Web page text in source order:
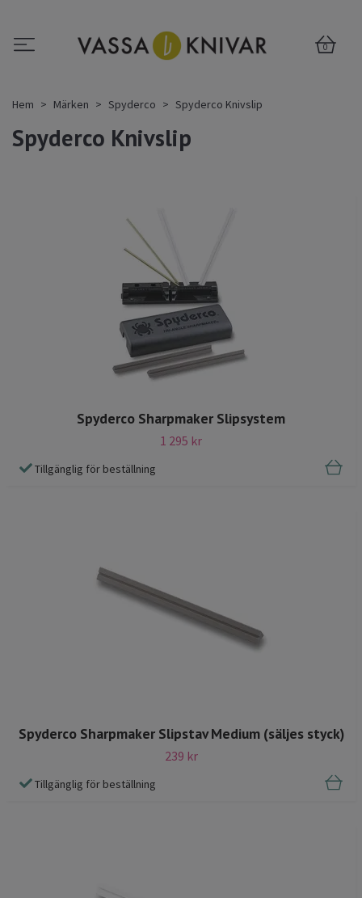
0
Hem Märken Spyderco Spyderco Knivslip
Spyderco Knivslip
Spyderco Sharpmaker Slipsystem
1 295 kr
Tillgänglig för beställning
Spyderco Sharpmaker Slipstav Medium (säljes styck)
239 kr
Tillgänglig för beställning